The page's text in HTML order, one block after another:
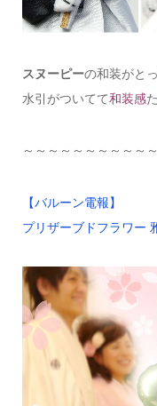
スヌーピーの和装がと
水引がついてて和装感
～～～～～～～～～～
【バルーン電報】
プリザーブドフラワー